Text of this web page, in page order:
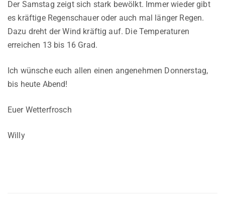
Der Samstag zeigt sich stark bewölkt. Immer wieder gibt
es kräftige Regenschauer oder auch mal länger Regen.
Dazu dreht der Wind kräftig auf. Die Temperaturen
erreichen 13 bis 16 Grad.
Ich wünsche euch allen einen angenehmen Donnerstag,
bis heute Abend!
Euer Wetterfrosch
Willy